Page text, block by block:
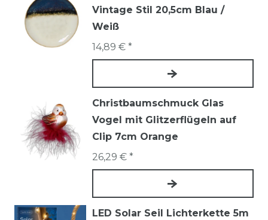
Vintage Stil 20,5cm Blau /
Weiß
14,89 € *
Christbaumschmuck Glas
Vogel mit Glitzerflügeln auf
Clip 7cm Orange
26,29 € *
LED Solar Seil Lichterkette 5m